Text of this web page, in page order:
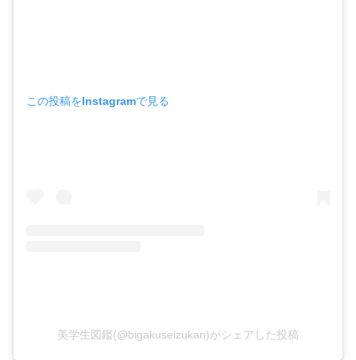
この投稿をInstagramで見る
美学生図鑑(@bigakuseizukan)がシェアした投稿